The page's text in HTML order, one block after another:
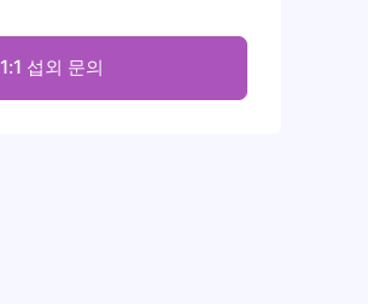
1:1 섭외 문의